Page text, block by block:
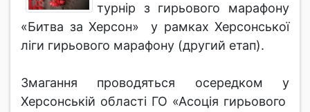
турнір з гирьового марафону
«Битва за Херсон» у рамках Херсонської
ліги гирьового марафону (другий етап).
Змагання проводяться осередком у
Херсонській області ГО «Асоція гирьового